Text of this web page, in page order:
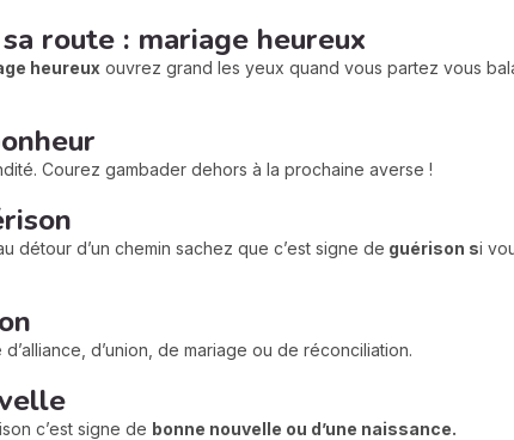
route : mariage heureux
heureux ouvrez grand les yeux quand vous partez vous
Courez gambader dehors à la prochaine averse !
détour d’un chemin sachez que c’est signe de guérison si
d’union, de mariage ou de réconciliation.
c’est signe de bonne nouvelle ou d’une naissance.